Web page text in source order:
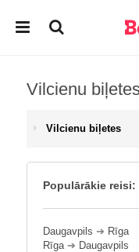
Vilcienu
Vilcienu biļetes
Populārākie reisi:
Daugavpils ➔ Rīga
Rīga➔ Daugavpils